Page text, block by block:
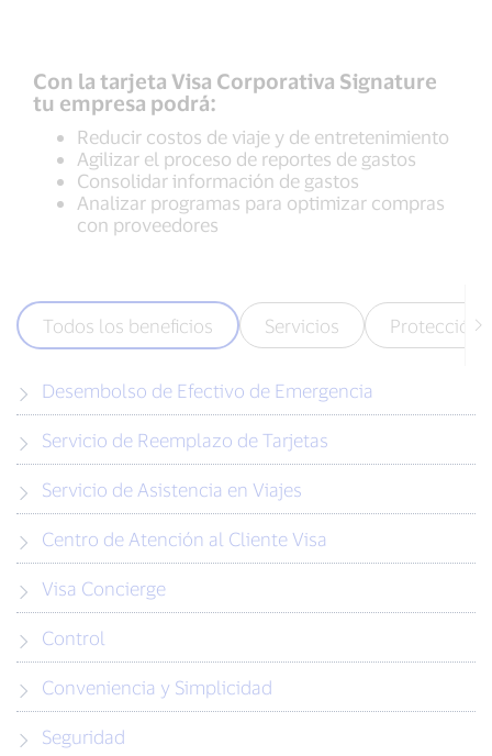
Con la tarjeta Visa Corporativa Signature
tu empresa podrá:
Reducir costos de viaje y de entretenimiento
Agilizar el proceso de reportes de gastos
Consolidar información de gastos
Analizar programas para optimizar compras
con proveedores
Todos los beneficios Servicios Protección
Desembolso de Efectivo de Emergencia
Servicio de Reemplazo de Tarjetas
Servicio de Asistencia en Viajes
Centro de Atención al Cliente Visa
Visa Concierge
Control
Conveniencia y Simplicidad
Seguridad